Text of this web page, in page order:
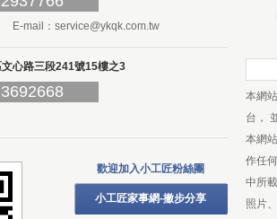
E-mail： service@ykqk.com.tw
心路三段241號15樓之3
歡迎加入小工匠粉絲團
小工匠家事網-撇步分享
本網
台，
本網
作任
中所
照片